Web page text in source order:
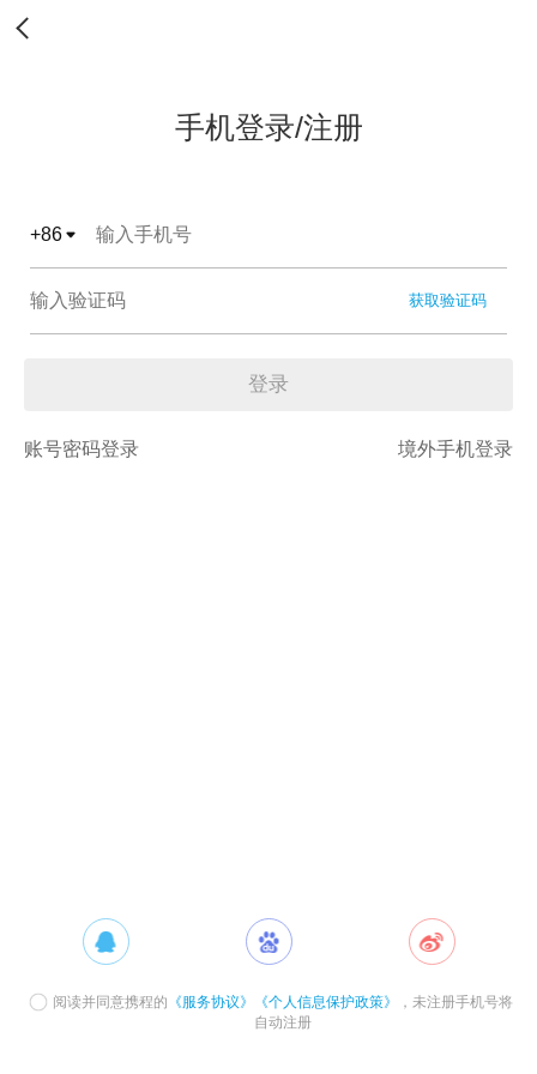
手机登录/注册
+86
获取验证码
登录
账号密码登录 境外手机登录
阅读并同意携程的 《服务协议》 《个人信息保护政策》
，未注册手机号将
自动注册